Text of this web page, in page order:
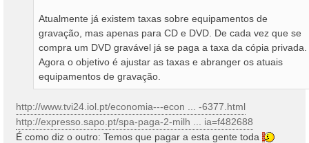
Atualmente já existem taxas sobre equipamentos de
gravação, mas apenas para CD e DVD. De cada vez que se
compra um DVD gravável já se paga a taxa da cópia privada.
Agora o objetivo é ajustar as taxas e abranger os atuais
equipamentos de gravação.
http://www.tvi24.iol.pt/economia---econ ... -6377.html
http://expresso.sapo.pt/spa-paga-2-milh ... ia=f482688
É como diz o outro: Temos que pagar a esta gente toda